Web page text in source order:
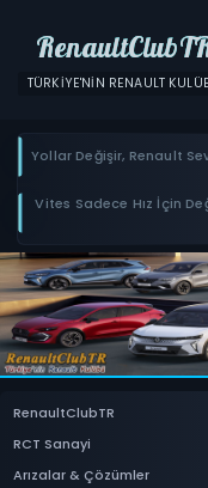
TÜRKIYE'NIN RENAULT
Yollar Değişir, Renault
Vites Sadece Hız İçin
RenaultClubTR
RCT Sanayi
Arızalar & Çözümler